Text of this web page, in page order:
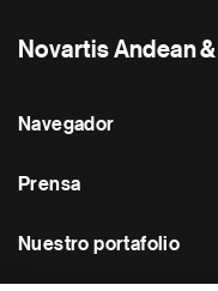
Novartis Andean
Navegador
Prensa
Nuestro portafolio